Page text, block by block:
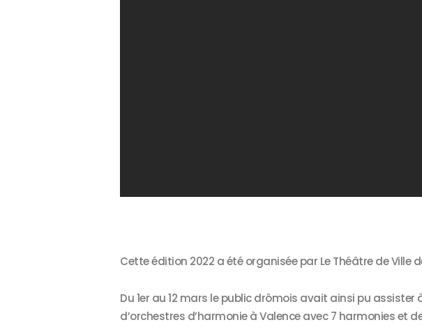
Cette édition 2022 a été organisée par Le Théâtre de Ville
Du 1er au 12 mars le public drômois avait ainsi pu
d’orchestres d’harmonie à Valence avec 7 harmonies et